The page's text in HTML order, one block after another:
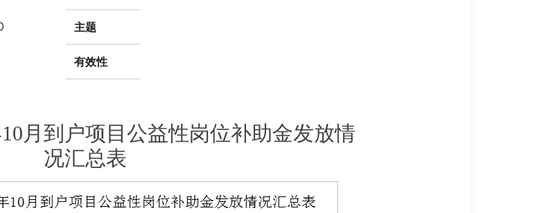
主题
有效性
月到户项目公益性岗位补助金发放情
况汇总表